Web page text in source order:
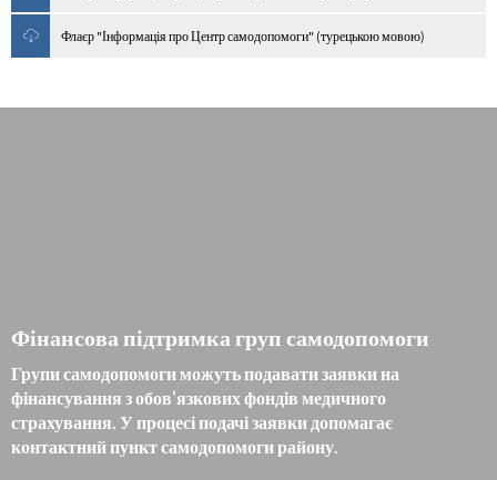
Флаєр "Інформація про Центр самодопомоги" (турецькою мовою)
Фінансова підтримка груп самодопомоги
Групи самодопомоги можуть подавати заявки на
фінансування з обов'язкових фондів медичного
страхування. У процесі подачі заявки допомагає
контактний пункт самодопомоги району.